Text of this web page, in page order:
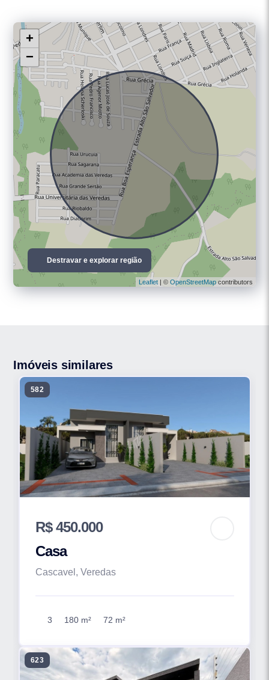
+
−
Leaflet| © OpenStreetMapcontributors
Destravar e explorar região
Imóveis similares
582
R$ 450.000
Casa
Cascavel, Veredas
3 180 m² 72 m²
623